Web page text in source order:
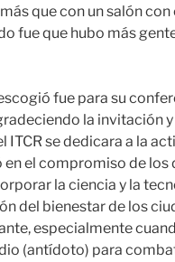
que con un salón
fue que hubo más
fue para su
la invitación
ITCR se dedicara a la
el compromiso de
la ciencia y la
del bienestar de los
especialmente
(antídoto) para